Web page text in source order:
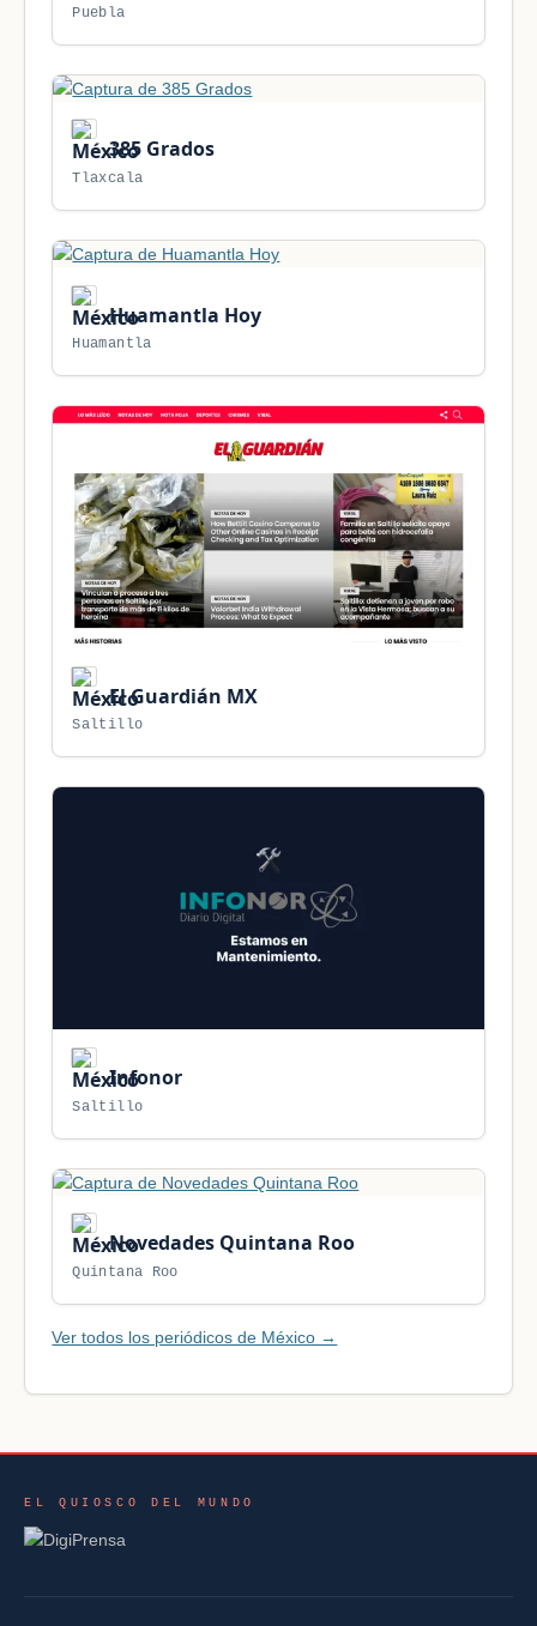
Puebla
385 Grados
Tlaxcala
Huamantla Hoy
Huamantla
El Guardián MX
Saltillo
Infonor
Saltillo
Novedades Quintana Roo
Quintana Roo
Ver todos los periódicos de México →
EL QUIOSCO DEL MUNDO